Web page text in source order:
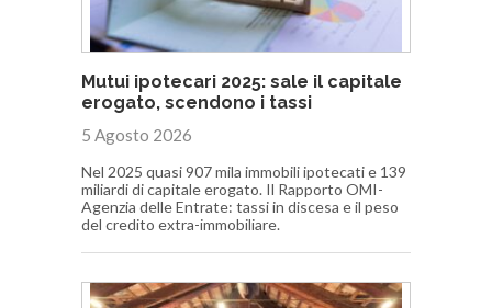
Mutui ipotecari 2025: sale il capitale
erogato, scendono i tassi
5 Agosto 2026
Nel 2025 quasi 907 mila immobili ipotecati e 139
miliardi di capitale erogato. Il Rapporto OMI-
Agenzia delle Entrate: tassi in discesa e il peso
del credito extra-immobiliare.